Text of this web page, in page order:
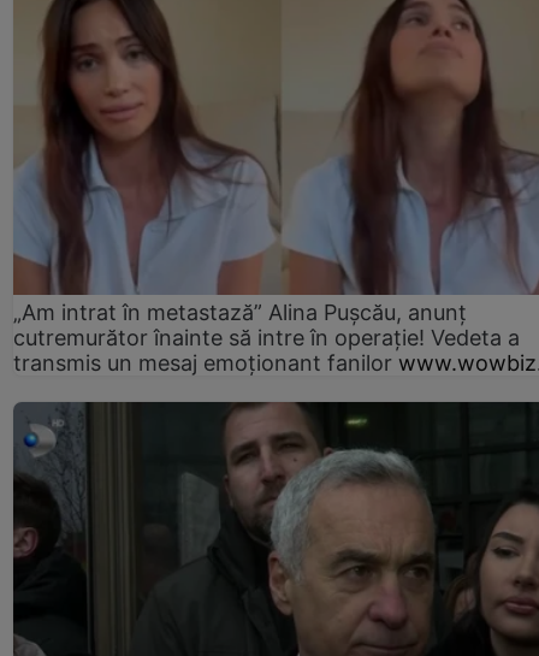
„Am intrat în metastază” Alina Pușcău, anunț
cutremurător înainte să intre în operație! Vedeta a
transmis un mesaj emoționant fanilor